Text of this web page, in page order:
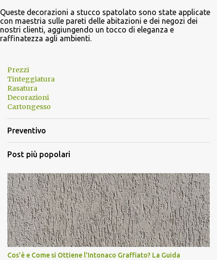
Queste decorazioni a stucco spatolato sono state applicate
con maestria sulle pareti delle abitazioni e dei negozi dei
nostri clienti, aggiungendo un tocco di eleganza e
raffinatezza agli ambienti.
Prezzi
Tinteggiatura
Rasatura
Decorazioni
Cartongesso
Preventivo
Post più popolari
Cos'è e Come si Ottiene l'Intonaco Graffiato? La Guida